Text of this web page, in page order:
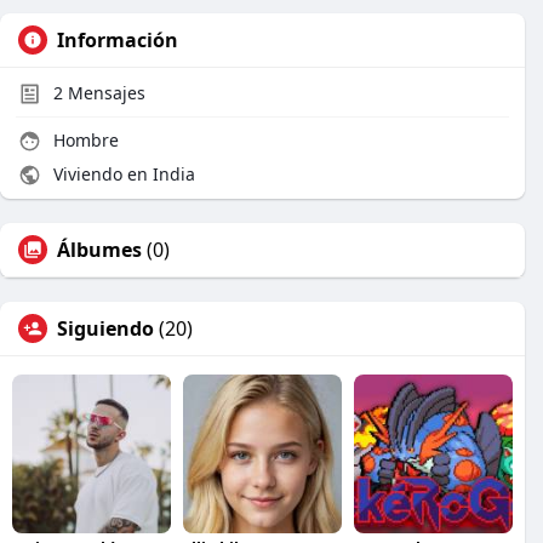
Información
2 Mensajes
Hombre
Viviendo en India
Álbumes(0)
Siguiendo(20)